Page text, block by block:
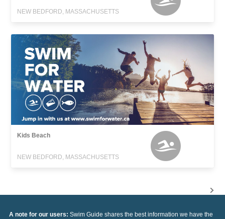
NEW BEDFORD, MASSACHUSETTS
Kids Beach
NEW BEDFORD, MASSACHUSETTS
A note for our users: Swim Guide shares the best information we have the